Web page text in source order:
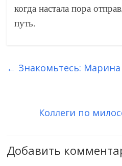
когда настала пора
путь.
← Знакомьтесь: Марина
Коллеги по
Добавить